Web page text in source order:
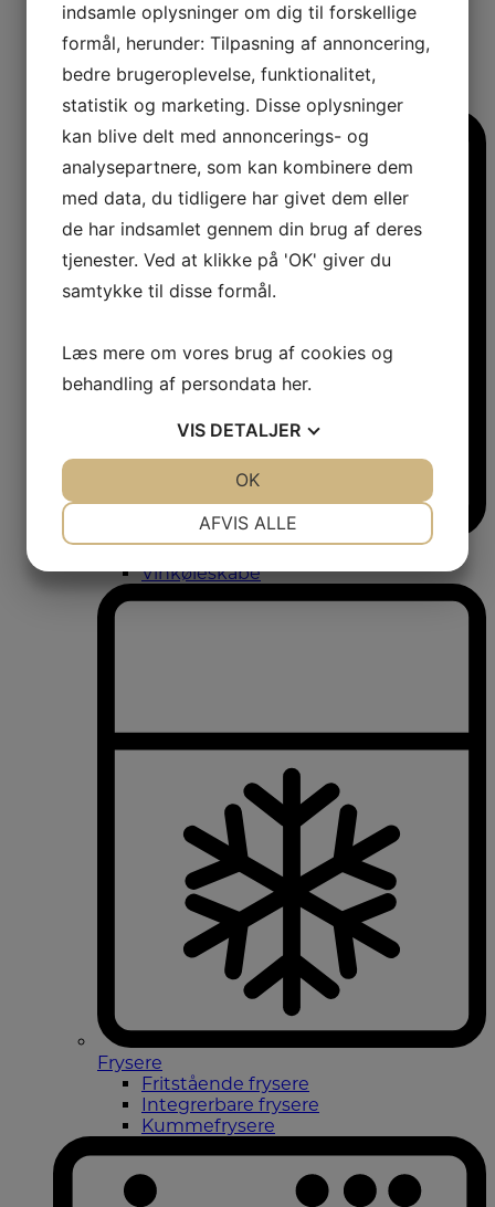
Køle-/fryseskabe
Fritstående køle-/fryseskabe
Integrerbare køle-/fryseskabe
Køleskabe med fryseboks
Amerikanerkøleskabe
Vinkøleskabe
Frysere
Fritstående frysere
Integrerbare frysere
Kummefrysere
indsamle oplysninger om dig til forskellige
formål, herunder: Tilpasning af annoncering,
bedre brugeroplevelse, funktionalitet,
statistik og marketing. Disse oplysninger
kan blive delt med annoncerings- og
analysepartnere, som kan kombinere dem
med data, du tidligere har givet dem eller
de har indsamlet gennem din brug af deres
tjenester. Ved at klikke på 'OK' giver du
samtykke til disse formål.
Læs mere om vores brug af cookies og
behandling af persondata her.
VIS DETALJER
MARKETING
AFVIS ALLE
OK